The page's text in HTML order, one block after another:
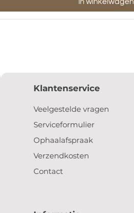
Klantenservice
Veelgestelde vragen
Serviceformulier
Ophaalafspraak
Verzendkosten
Contact